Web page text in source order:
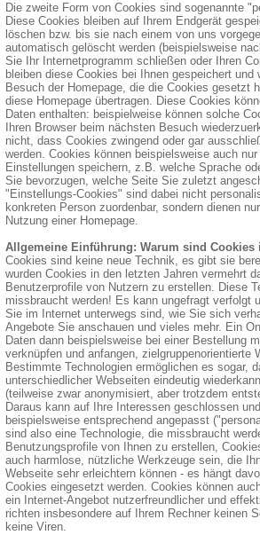
Die zweite Form von Cookies sind sogenannte
Diese Cookies bleiben auf Ihrem Endgerät
löschen bzw. bis sie nach einem von uns
automatisch gelöscht werden (beispielsweise
Sie Ihr Internetprogramm schließen oder Ihren
bleiben diese Cookies bei Ihnen gespeichert und
Besuch der Homepage, die die Cookies gesetzt
diese Homepage übertragen. Diese Cookies
Daten enthalten: beispielweise können solche
Ihren Browser beim nächsten Besuch
nicht, dass Cookies zwingend oder gar
werden. Cookies können beispielsweise auch
Einstellungen speichern, z.B. welche Sprache
Sie bevorzugen, welche Seite Sie zuletzt
"Einstellungs-Cookies" sind dabei nicht
konkreten Person zuordenbar, sondern dienen
Nutzung einer Homepage.
Allgemeine Einführung: Warum sind Cookies
Cookies sind keine neue Technik, es gibt sie
wurden Cookies in den letzten Jahren vermehrt
Benutzerprofile von Nutzern zu erstellen. Diese
missbraucht werden! Es kann ungefragt verfolgt
Sie im Internet unterwegs sind, wie Sie sich
Angebote Sie anschauen und vieles mehr. Ein
Daten dann beispielsweise bei einer Bestellung
verknüpfen und anfangen, zielgruppenorientierte
Bestimmte Technologien ermöglichen es sogar,
unterschiedlicher Webseiten eindeutig
(teilweise zwar anonymisiert, aber trotzdem
Daraus kann auf Ihre Interessen geschlossen
beispielsweise entsprechend angepasst
sind also eine Technologie, die missbraucht
Benutzungsprofile von Ihnen zu erstellen,
auch harmlose, nützliche Werkzeuge sein, die
Webseite sehr erleichtern können - es hängt
Cookies eingesetzt werden. Cookies können
ein Internet-Angebot nutzerfreundlicher und
richten insbesondere auf Ihrem Rechner keinen
keine Viren.